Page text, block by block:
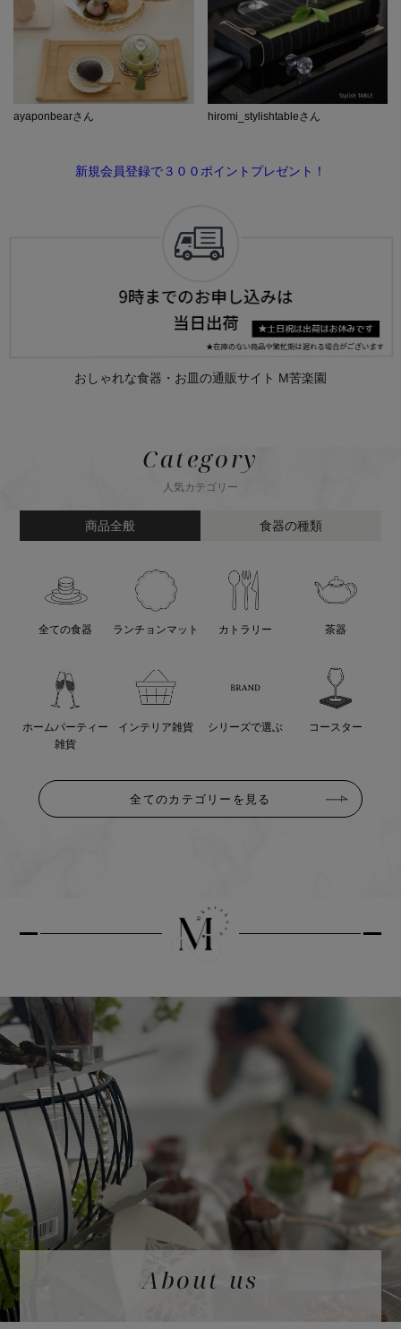
ayaponbearさん hiromi_stylishtableさん
新規会員登録で３００ポイントプレゼント！
おしゃれな食器・お皿の通販サイト M苦楽園
Category
人気カテゴリー
商品全般 食器の種類
全ての食器 ランチョンマット カトラリー 茶器
ホームパーティー
雑貨
インテリア雑貨 シリーズで選ぶ コースター
全てのカテゴリーを見る
About us